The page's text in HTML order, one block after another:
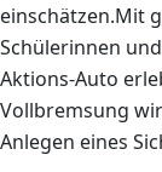
einschätzen.Mit
Schülerinnen
Aktions-Auto
Vollbremsung
Anlegen eines